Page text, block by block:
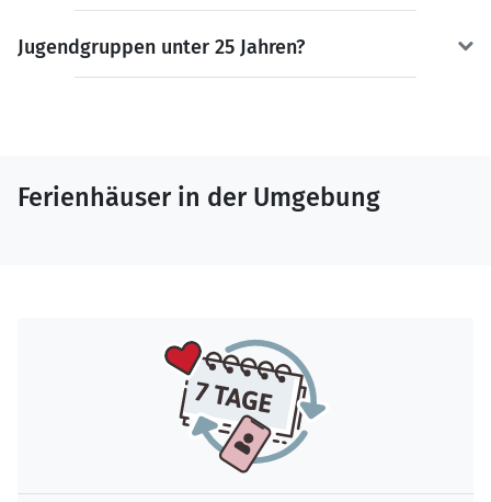
Jugendgruppen unter 25 Jahren?
Ferienhäuser in der Umgebung